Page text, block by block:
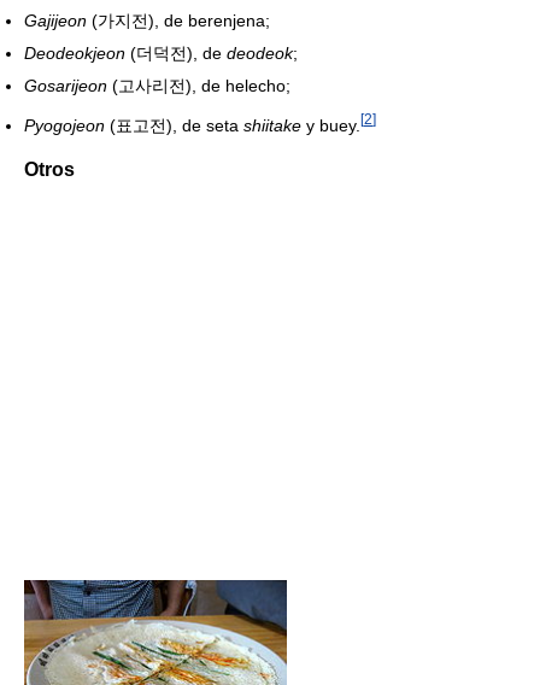
Gajijeon (가지전), de berenjena;
Deodeokjeon (더덕전), de deodeok;
Gosarijeon (고사리전), de helecho;
Pyogojeon (표고전), de seta shiitake y buey. [2]
Otros